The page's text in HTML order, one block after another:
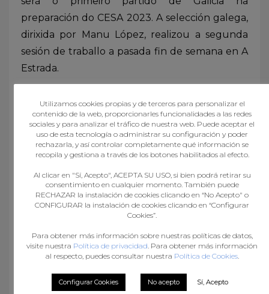
preparación do CESA 2023. A selección galega,
dirixida por Manu López, realizou a segunda
sesión de traballo a pasada fin de semana en A
Estrada.
selección galega para este choque.
convocatoria
What you can read next
Utilizamos cookies propias y de terceros para personalizar el
contenido de la web, proporcionarles funcionalidades a las redes
sociales y para analizar el tráfico de nuestra web. Puede aceptar el
uso de esta tecnología o administrar su configuración y poder
rechazarla, y así controlar completamente qué información se
recopila y gestiona a través de los botones habilitados al efecto.
Al clicar en "Sí, Acepto", ACEPTA SU USO, si bien podrá retirar su
consentimiento en cualquier momento. También puede
RECHAZAR la instalación de cookies clicando en “No Acepto" o
CONFIGURAR la instalación de cookies clicando en “Configurar
Cookies”.
Para obtener más información sobre nuestras políticas de datos,
visite nuestra Política de privacidad . Para obtener más información
al respecto, puedes consultar nuestra Política de Cookies.
Configurar Cookies No acepto Sí, Acepto